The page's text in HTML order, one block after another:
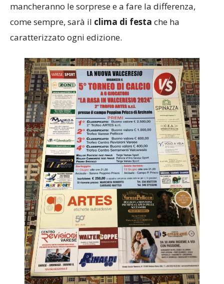
mancheranno le sorprese e a fare la differenza,
come sempre, sarà il clima di festa che ha
caratterizzato ogni edizione.